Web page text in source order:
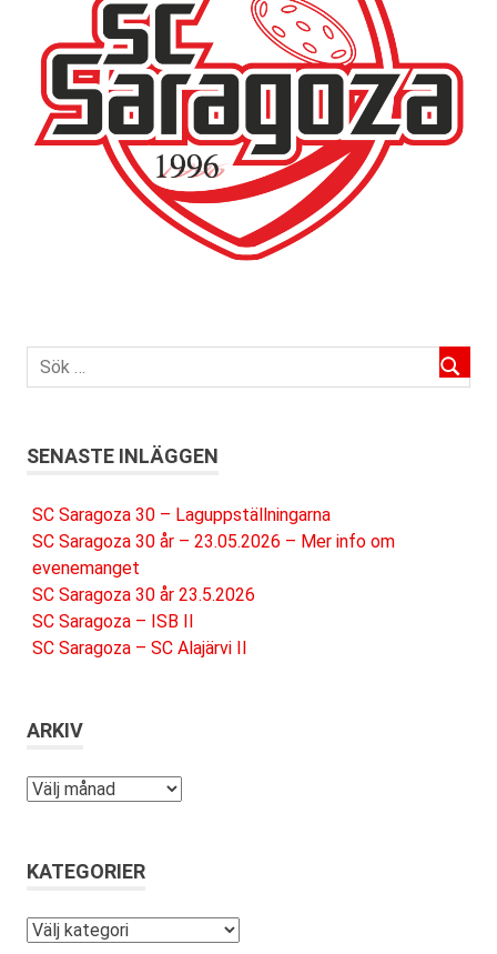
SENASTE INLÄGGEN
SC Saragoza 30 – Laguppställningarna
SC Saragoza 30 år – 23.05.2026 – Mer info om
evenemanget
SC Saragoza 30 år 23.5.2026
SC Saragoza – ISB II
SC Saragoza – SC Alajärvi II
ARKIV
Arkiv
KATEGORIER
Kategorier